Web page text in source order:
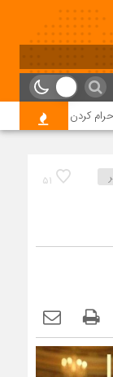
حلال خدا !!
۵۱